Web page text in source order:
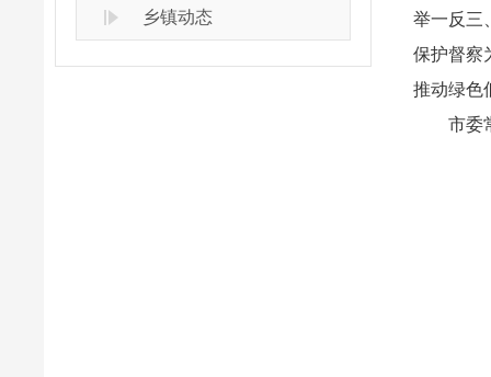
乡镇动态
举一反三
保护督察
推动绿色
市委